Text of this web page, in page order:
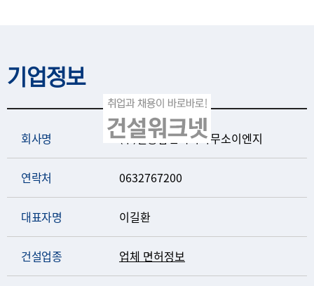
기업정보
회사명 (주)길종합건축사사무소이엔지
연락처 0632767200
대표자명 이길환
건설업종 업체 면허정보